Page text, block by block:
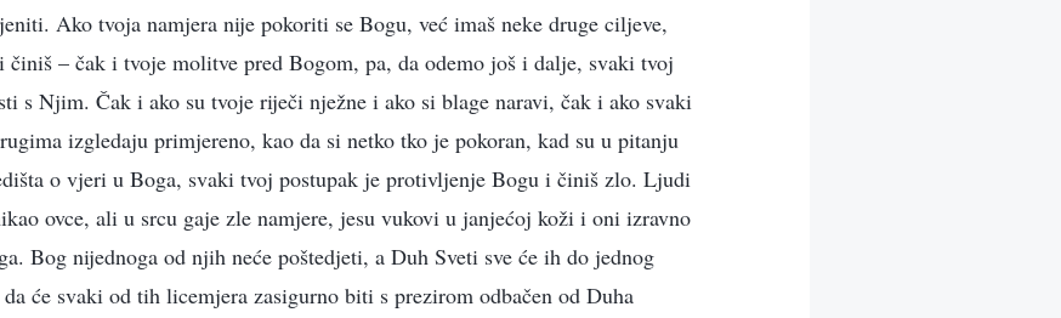
Ako tvoja namjera nije pokoriti se Bogu, već imaš neke druge ciljeve,
činiš – čak i tvoje molitve pred Bogom, pa, da odemo još i dalje, svaki tvoj
s Njim. Čak i ako su tvoje riječi nježne i ako si blage naravi, čak i ako svaki
izgledaju primjereno, kao da si netko tko je pokoran, kad su u pitanju
o vjeri u Boga, svaki tvoj postupak je protivljenje Bogu i činiš zlo. Ljudi
ovce, ali u srcu gaje zle namjere, jesu vukovi u janjećoj koži i oni izravno
Bog nijednoga od njih neće poštedjeti, a Duh Sveti sve će ih do jednog
će svaki od tih licemjera zasigurno biti s prezirom odbačen od Duha